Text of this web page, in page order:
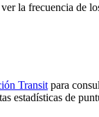
la frecuencia de
Transit para
de